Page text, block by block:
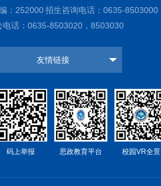
：252000招生咨询电话：0635-8503000
电话：0635-8503020，8503030
友情链接
码上举报 思政教育平台 校园VR全景